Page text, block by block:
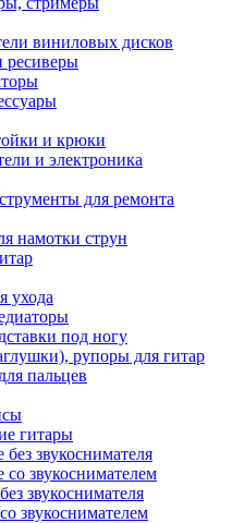
виниловых дисков
ресиверы
и крюки
и электроника
для ремонта
намотки струн
ухода
под ногу
рупоры для гитар
пальцев
гитары
звукоснимателя
со звукоснимателем
звукоснимателя
звукоснимателем